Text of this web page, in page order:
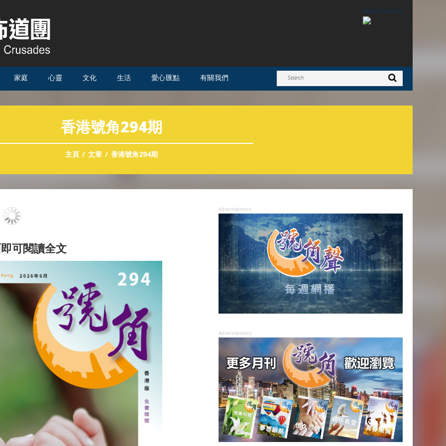
Advertisement
家庭 心靈 文化 生活 愛心匯點 有關我們
香港號角294期
主頁 文章 香港號角294期
可閱讀全文
Advertisement
Advertisement